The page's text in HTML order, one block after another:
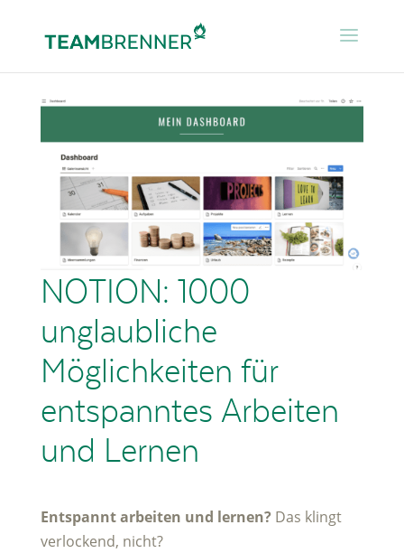
NOTION: 1000
unglaubliche
Möglichkeiten für
entspanntes Arbeiten
und Lernen
Entspannt arbeiten und lernen?Das klingt
verlockend, nicht?